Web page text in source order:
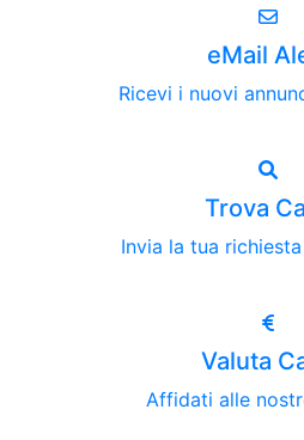
eMail
Ricevi i nuovi
Trova
Invia la tua
Valuta
Affidati alle